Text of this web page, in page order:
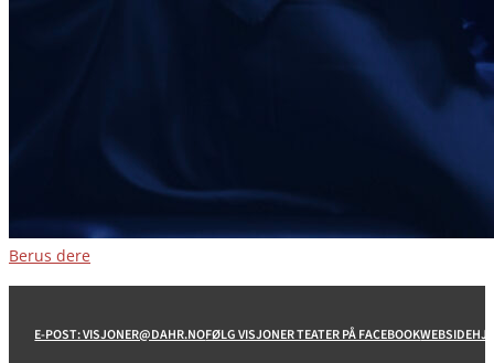
Berus dere
E-POST: VISJONER@DAHR.NOFØLG VISJONER TEATER PÅ FACEBOOK